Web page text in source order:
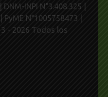
INPI N°3.408.325 |
N°1005758473 |
- 2026 Todos los